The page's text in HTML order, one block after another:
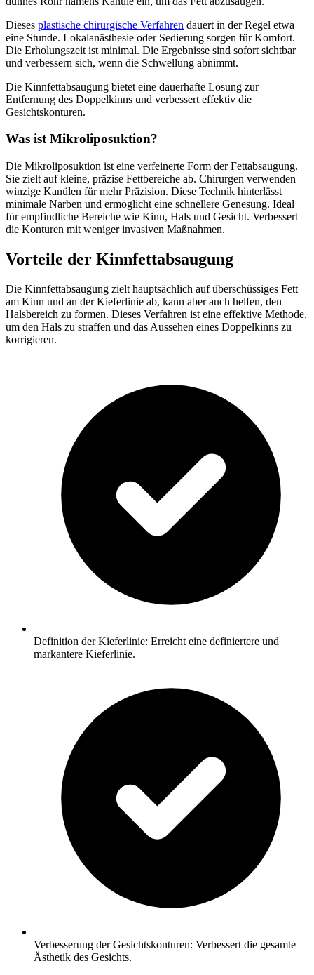
Dieses plastische chirurgische Verfahren dauert in der Regel etwa
eine Stunde. Lokalanästhesie oder Sedierung sorgen für Komfort.
Die Erholungszeit ist minimal. Die Ergebnisse sind sofort sichtbar
und verbessern sich, wenn die Schwellung abnimmt.
Die Kinnfettabsaugung bietet eine dauerhafte Lösung zur
Entfernung des Doppelkinns und verbessert effektiv die
Gesichtskonturen.
Was ist Mikroliposuktion?
Die Mikroliposuktion ist eine verfeinerte Form der Fettabsaugung.
Sie zielt auf kleine, präzise Fettbereiche ab. Chirurgen verwenden
winzige Kanülen für mehr Präzision. Diese Technik hinterlässt
minimale Narben und ermöglicht eine schnellere Genesung. Ideal
für empfindliche Bereiche wie Kinn, Hals und Gesicht. Verbessert
die Konturen mit weniger invasiven Maßnahmen.
Vorteile der Kinnfettabsaugung
Die Kinnfettabsaugung zielt hauptsächlich auf überschüssiges Fett
am Kinn und an der Kieferlinie ab, kann aber auch helfen, den
Halsbereich zu formen. Dieses Verfahren ist eine effektive Methode,
um den Hals zu straffen und das Aussehen eines Doppelkinns zu
korrigieren.
Definition der Kieferlinie: Erreicht eine definiertere und
markantere Kieferlinie.
Verbesserung der Gesichtskonturen: Verbessert die gesamte
Ästhetik des Gesichts.